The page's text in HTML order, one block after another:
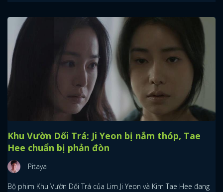
Khu Vườn Dối Trá: Ji Yeon bị nắm thóp, Tae
Hee chuẩn bị phản đòn
Pitaya
Bộ phim Khu Vườn Dối Trá của Lim Ji Yeon và Kim Tae Hee đang